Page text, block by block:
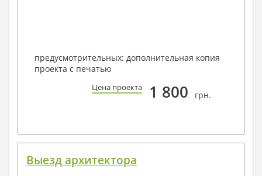
предусмотрительных: дополнительная копия
проекта с печатью
Цена проекта 1 800 грн.
Выезд архитектора